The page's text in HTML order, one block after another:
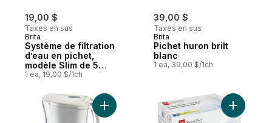
19,00 $
Taxes en sus
Brita
Système de filtration
d’eau en pichet,
modèle Slim de 5
tasses avec 1 filtre
1 ea, 19,00 $/1ch
39,00 $
Taxes en sus
Brita
Pichet huron brilt
blanc
1 ea, 39,00 $/1ch
Ajouter Système de filtration d’eau en
Ajouter